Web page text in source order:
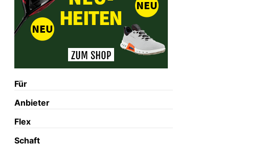
Für
Anbieter
Flex
Schaft